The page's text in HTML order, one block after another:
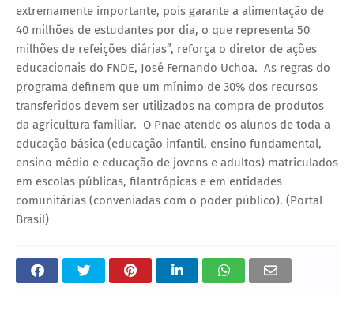
extremamente importante, pois garante a alimentação de
40 milhões de estudantes por dia, o que representa 50
milhões de refeições diárias”, reforça o diretor de ações
educacionais do FNDE, José Fernando Uchoa. As regras do
programa definem que um mínimo de 30% dos recursos
transferidos devem ser utilizados na compra de produtos
da agricultura familiar. O Pnae atende os alunos de toda a
educação básica (educação infantil, ensino fundamental,
ensino médio e educação de jovens e adultos) matriculados
em escolas públicas, filantrópicas e em entidades
comunitárias (conveniadas com o poder público). (Portal
Brasil)